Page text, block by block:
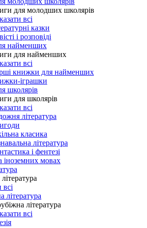
для молодших школярів
всі
казки
і розповіді
найменших
для найменших
всі
книжки для найменших
іграшки
школярів
для школярів
всі
література
класика
література
і фентезі
іноземних мовах
література
література
всі